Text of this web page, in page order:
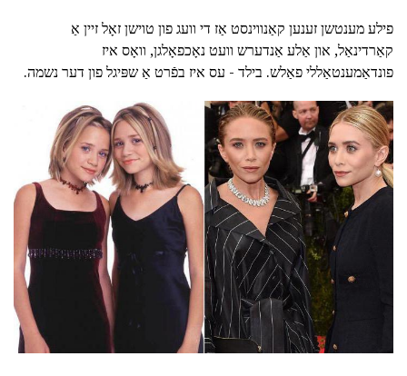
פילע מענטשן זענען קאַנווינסט אַז די וועג פון טוישן זאָל זיין אַ
קאַרדינאַל, און אַלע אַנדערש וועט נאָכפאָלגן, וואָס איז
פונדאַמענטאַללי פאַלש. בילד - עס איז בפֿרט אַ שפּיגל פון דער נשמה.